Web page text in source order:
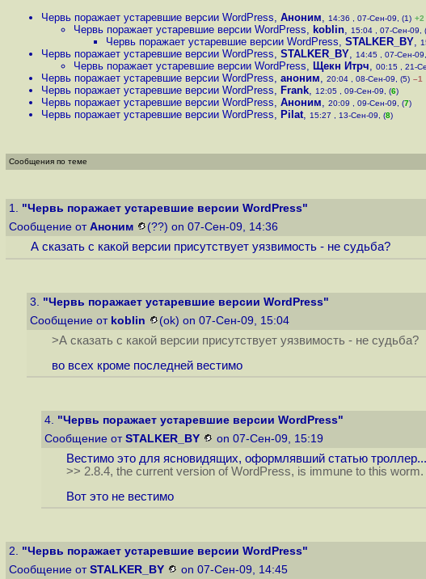
Червь поражает устаревшие версии WordPress, Аноним, 14:36 , 07-Сен-09, (1) +2
Червь поражает устаревшие версии WordPress, koblin, 15:04 , 07-Сен-09,
Червь поражает устаревшие версии WordPress, STALKER_BY,
Червь поражает устаревшие версии WordPress, STALKER_BY, 14:45 , 07-Сен-
Червь поражает устаревшие версии WordPress, Щекн Итрч, 00:15 , 21-
Червь поражает устаревшие версии WordPress, аноним, 20:04 , 08-Сен-09, (5) –1
Червь поражает устаревшие версии WordPress, Frank, 12:05 , 09-Сен-09, (6)
Червь поражает устаревшие версии WordPress, Аноним, 20:09 , 09-Сен-09, (7)
Червь поражает устаревшие версии WordPress, Pilat, 15:27 , 13-Сен-09, (8)
Сообщения по теме
1. "Червь поражает устаревшие версии WordPress"
Сообщение от Аноним (??) on 07-Сен-09, 14:36
А сказать с какой версии присутствует уязвимость - не судьба?
3. "Червь поражает устаревшие версии WordPress"
Сообщение от koblin (ok) on 07-Сен-09, 15:04
>А сказать с какой версии присутствует уязвимость - не судьба?
во всех кроме последней вестимо
4. "Червь поражает устаревшие версии WordPress"
Сообщение от STALKER_BY on 07-Сен-09, 15:19
Вестимо это для ясновидящих, оформлявший статью троллер...
>> 2.8.4, the current version of WordPress, is immune to this
Вот это не вестимо
2. "Червь поражает устаревшие версии WordPress"
Сообщение от STALKER_BY on 07-Сен-09, 14:45